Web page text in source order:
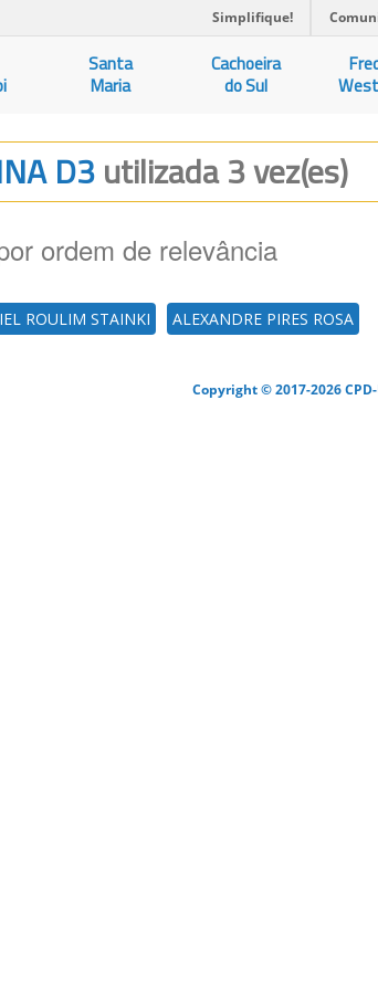
Simplifique!
Santa
Maria
Cachoeira
do Sul
D3utilizada 3 vez(es)
ordem de relevância
ROULIM STAINKI ALEXANDRE PIRES ROSA
Copyright © 2017-2026